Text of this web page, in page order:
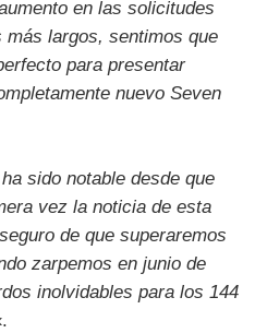
en las solicitudes
largos, sentimos que
para presentar
nuevo Seven
sido notable desde que
vez la noticia de esta
de que superaremos
zarpemos en junio de
inolvidables para los 144